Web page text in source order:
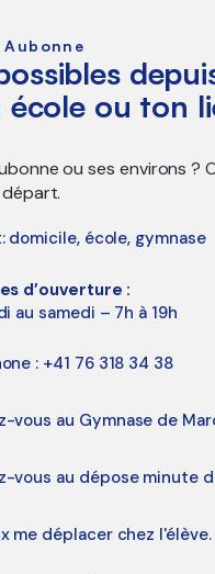
ou ton
ou ses environs ?
domicile, école, gymnase
d’ouverture :
au samedi – 7h à 19h
: +41 76 318 34 38
vous au Gymnase de
vous au dépose minute
me déplacer chez l'élève.